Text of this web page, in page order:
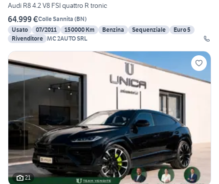
Audi R8 4.2 V8 FSI quattro R tronic
64.999 €Colle Sannita (BN)
Usato
07/2011 150000 Km Benzina Sequenziale
Euro 5
Rivenditore MC 2AUTO SRL
21